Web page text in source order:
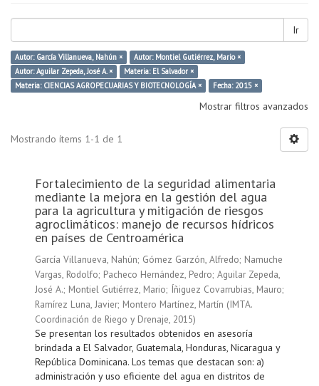
Ir
Autor: García Villanueva, Nahún ×
Autor: Montiel Gutiérrez, Mario ×
Autor: Aguilar Zepeda, José A. ×
Materia: El Salvador ×
Materia: CIENCIAS AGROPECUARIAS Y BIOTECNOLOGÍA ×
Fecha: 2015 ×
Mostrar filtros avanzados
Mostrando ítems 1-1 de 1
Fortalecimiento de la seguridad alimentaria
mediante la mejora en la gestión del agua
para la agricultura y mitigación de riesgos
agroclimáticos: manejo de recursos hídricos
en países de Centroamérica
García Villanueva, Nahún; Gómez Garzón, Alfredo; Namuche
Vargas, Rodolfo; Pacheco Hernández, Pedro; Aguilar Zepeda,
José A.; Montiel Gutiérrez, Mario; Íñiguez Covarrubias, Mauro;
Ramírez Luna, Javier; Montero Martínez, Martín (IMTA.
Coordinación de Riego y Drenaje, 2015)
Se presentan los resultados obtenidos en asesoría
brindada a El Salvador, Guatemala, Honduras, Nicaragua y
República Dominicana. Los temas que destacan son: a)
administración y uso eficiente del agua en distritos de